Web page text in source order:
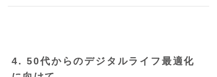
4. 50代からのデジタルライフ最適化